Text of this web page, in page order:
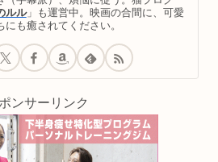
ルル」も運営中。映画の合間に、可愛
にも癒されてください。
ンサーリンク